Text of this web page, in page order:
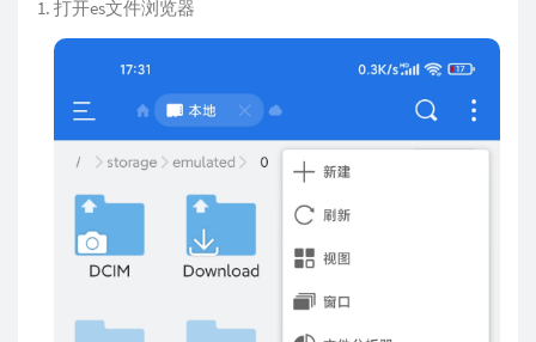
打开es文件浏览器